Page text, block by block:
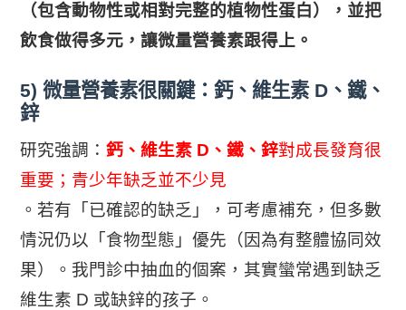
（包含動物性或相對完整的植物性蛋白），並把
飲食做得多元，讓微量營養素跟得上。
5) 微量營養素很關鍵：鈣、維生素 D、鐵、
鋅
研究強調：鈣、維生素 D、鐵、鋅對成長發育很
重要；青少年缺乏並不少見
。若有「已確認的缺乏」，可考慮補充，但多數
情況仍以「食物型態」優先（因為有整體協同效
果）。我門診中抽血的個案，其實蠻常遇到缺乏
維生素 D 或缺鋅的孩子。